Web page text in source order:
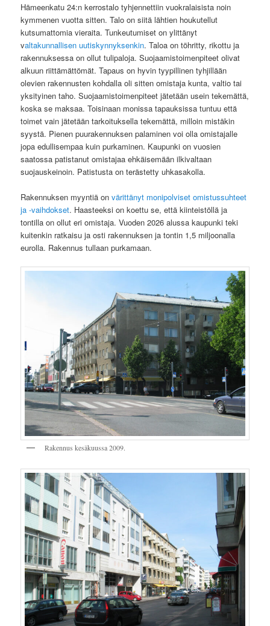
Hämeenkatu 24:n kerrostalo tyhjennettiin vuokralaisista noin
kymmenen vuotta sitten. Talo on siitä lähtien houkutellut
kutsumattomia vieraita. Tunkeutumiset on ylittänyt
valtakunnallisen uutiskynnyksenkin. Taloa on töhritty, rikottu ja
rakennuksessa on ollut tulipaloja. Suojaamistoimenpiteet olivat
alkuun riittämättömät. Tapaus on hyvin tyypillinen tyhjillään
olevien rakennusten kohdalla oli sitten omistaja kunta, valtio tai
yksityinen taho. Suojaamistoimenpiteet jätetään usein tekemättä,
koska se maksaa. Toisinaan monissa tapauksissa tuntuu että
toimet vain jätetään tarkoituksella tekemättä, milloin mistäkin
syystä. Pienen puurakennuksen palaminen voi olla omistajalle
jopa edullisempaa kuin purkaminen. Kaupunki on vuosien
saatossa patistanut omistajaa ehkäisemään ilkivaltaan
suojauskeinoin. Patistusta on terästetty uhkasakolla.
Rakennuksen myyntiä onvärittänyt monipolviset omistussuhteet
ja -vaihdokset. Haasteeksi on koettu se, että kiinteistöllä ja
tontilla on ollut eri omistaja. Vuoden 2026 alussa kaupunki teki
kuitenkin ratkaisu ja osti rakennuksen ja tontin 1,5 miljoonalla
eurolla. Rakennus tullaan purkamaan.
Rakennus kesäkuussa 2009.